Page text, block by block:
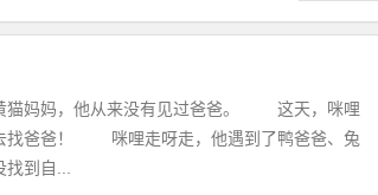
猫妈妈，他从来没有见过爸爸。 这天，咪哩
找爸爸！ 咪哩走呀走，他遇到了鸭爸爸、兔
到自...